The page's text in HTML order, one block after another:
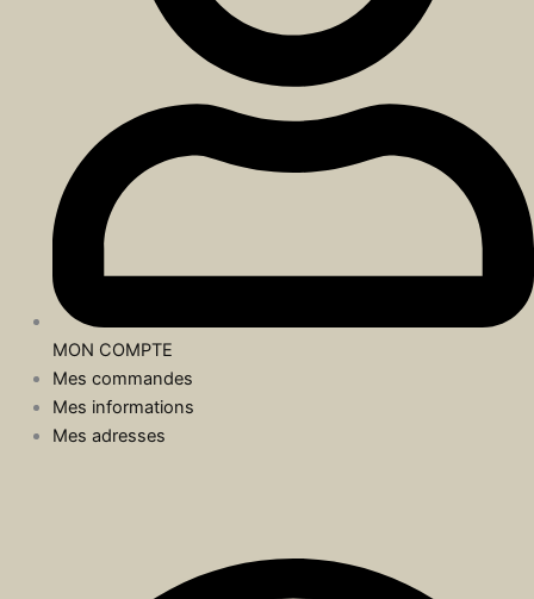
MON COMPTE
Mes commandes
Mes informations
Mes adresses